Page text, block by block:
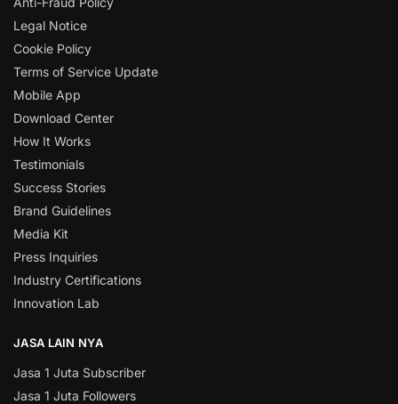
Legal Notice
Cookie Policy
Terms of Service Update
Mobile App
Download Center
How It Works
Testimonials
Success Stories
Brand Guidelines
Media Kit
Press Inquiries
Industry Certifications
Innovation Lab
JASA LAIN NYA
Jasa 1 Juta Subscriber
Jasa 1 Juta Followers